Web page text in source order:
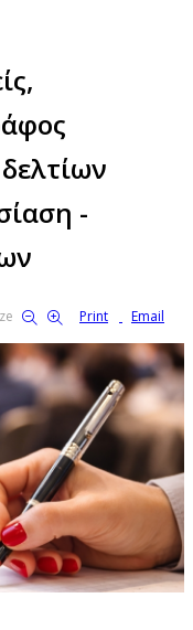
-
Print Email